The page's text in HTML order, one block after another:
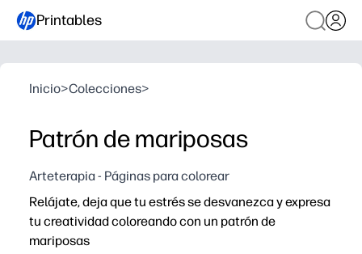
Printables
Inicio>Colecciones>
Patrón de mariposas
Arteterapia - Páginas para colorear
Relájate, deja que tu estrés se desvanezca y expresa
tu creatividad coloreando con un patrón de
mariposas